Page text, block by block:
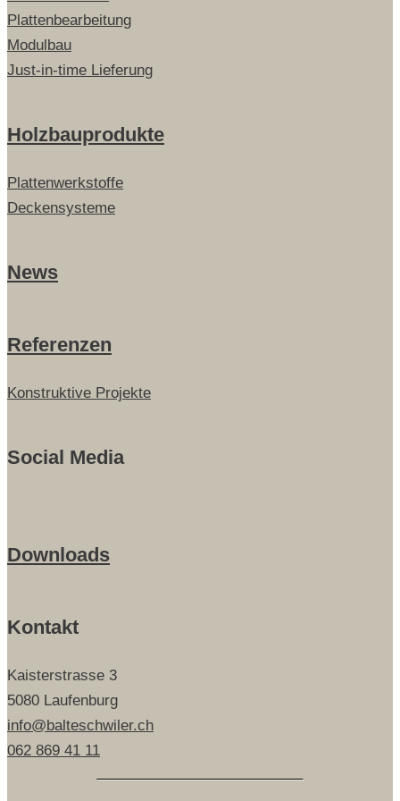
Plattenbearbeitung
Modulbau
Just-in-time Lieferung
Holzbauprodukte
Plattenwerkstoffe
Deckensysteme
News
Referenzen
Konstruktive Projekte
Social Media
Downloads
Kontakt
Kaisterstrasse 3
5080 Laufenburg
info@balteschwiler.ch
062 869 41 11